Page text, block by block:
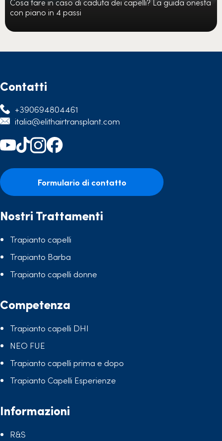
con piano in 4 passi
Contatti
+390694804461
italia@elithairtransplant.com
Formulario di contatto
Nostri Trattamenti
Trapianto capelli
Trapianto Barba
Trapianto capelli donne
Competenza
Trapianto capelli DHI
NEO FUE
Trapianto capelli prima e dopo
Trapianto Capelli Esperienze
Informazioni
R&S